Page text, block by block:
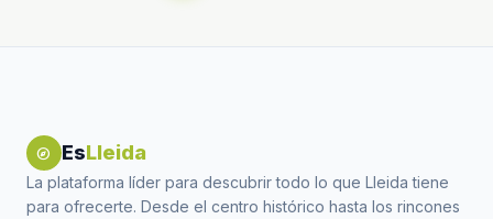
explore EsLleida
La plataforma líder para descubrir todo lo que Lleida tiene
para ofrecerte. Desde el centro histórico hasta los rincones